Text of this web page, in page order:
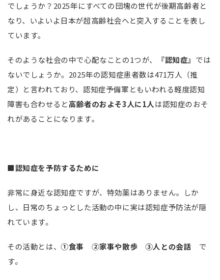
でしょうか？ 2025年にすべての団塊の世代が後期高齢者と
なり、いよいよ日本が超高齢社会へと突入することを表し
ています。
そのような社会の中で心配なことの1つが、 『認知症』 では
ないでしょうか。 2025年の認知症患者数は471万人（推
定）と言われており、認知症予備軍ともいわれる軽度認知
障害も合わせると高齢者のおよそ3人に1人 は認知症のおそ
れがあることになります。
■認知症を予防するために
非常に身近な認知症ですが、特効薬はありません。しか
し、日常のちょっとした活動の中に実は認知症予防法が隠
れています。
その活動とは、①食事 ②家事や散歩 ③人との会話 で
す。